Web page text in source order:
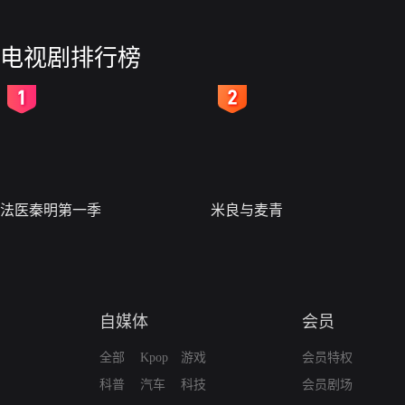
电视剧排行榜
法医秦明第一季 米良与麦青
自媒体
全部
科普
Kpop
汽车
游戏
科技
会员
会员特权
会员剧场